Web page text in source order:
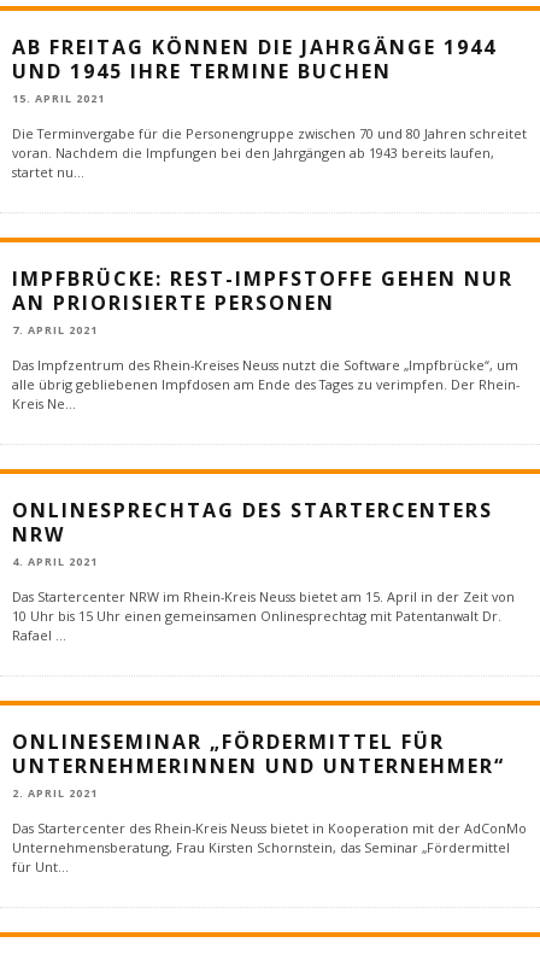
AB FREITAG KÖNNEN DIE JAHRGÄNGE 1944
UND 1945 IHRE TERMINE BUCHEN
15. APRIL 2021
Die Terminvergabe für die Personengruppe zwischen 70 und 80 Jahren schreitet
voran. Nachdem die Impfungen bei den Jahrgängen ab 1943 bereits laufen,
startet nu
IMPFBRÜCKE: REST-IMPFSTOFFE GEHEN NUR
AN PRIORISIERTE PERSONEN
7. APRIL 2021
Das Impfzentrum des Rhein-Kreises Neuss nutzt die Software „Impfbrücke“, um
alle übrig gebliebenen Impfdosen am Ende des Tages zu verimpfen. Der Rhein-
Kreis Ne
ONLINESPRECHTAG DES STARTERCENTERS
NRW
4. APRIL 2021
Das Startercenter NRW im Rhein-Kreis Neuss bietet am 15. April in der Zeit von
10 Uhr bis 15 Uhr einen gemeinsamen Onlinesprechtag mit Patentanwalt Dr.
Rafael
ONLINESEMINAR „FÖRDERMITTEL FÜR
UNTERNEHMERINNEN UND UNTERNEHMER“
2. APRIL 2021
Das Startercenter des Rhein-Kreis Neuss bietet in Kooperation mit der AdConMo
Unternehmensberatung, Frau Kirsten Schornstein, das Seminar „Fördermittel
für Unt...